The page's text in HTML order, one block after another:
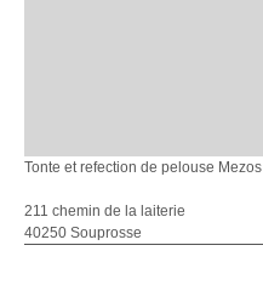
Tonte et refection de pelouse Mezos
211 chemin de la laiterie
40250 Souprosse